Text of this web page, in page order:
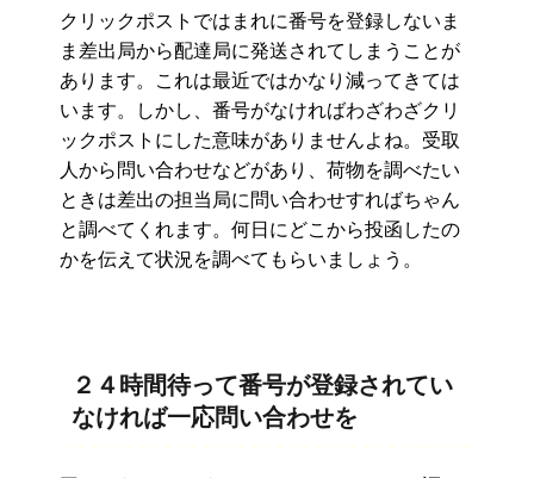
クリックポストではまれに番号を登録しないま
ま差出局から配達局に発送されてしまうことが
あります。これは最近ではかなり減ってきては
います。しかし、番号がなければわざわざクリ
ックポストにした意味がありませんよね。受取
人から問い合わせなどがあり、荷物を調べたい
ときは差出の担当局に問い合わせすればちゃん
と調べてくれます。何日にどこから投函したの
かを伝えて状況を調べてもらいましょう。
２４時間待って番号が登録されてい
なければ一応問い合わせを